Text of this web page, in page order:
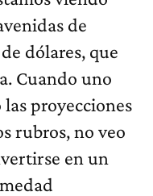
de
dólares, que
Cuando uno
proyecciones
rubros, no veo
en un